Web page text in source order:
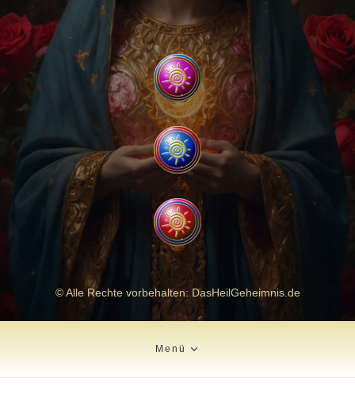
© Alle Rechte vorbehalten: DasHeilGeheimnis.de
Menü